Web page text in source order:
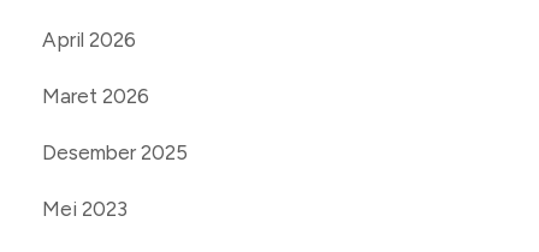
April 2026
Maret 2026
Desember 2025
Mei 2023